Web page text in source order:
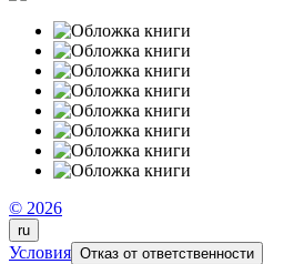
© 2026
ru
Условия Отказ от ответственности